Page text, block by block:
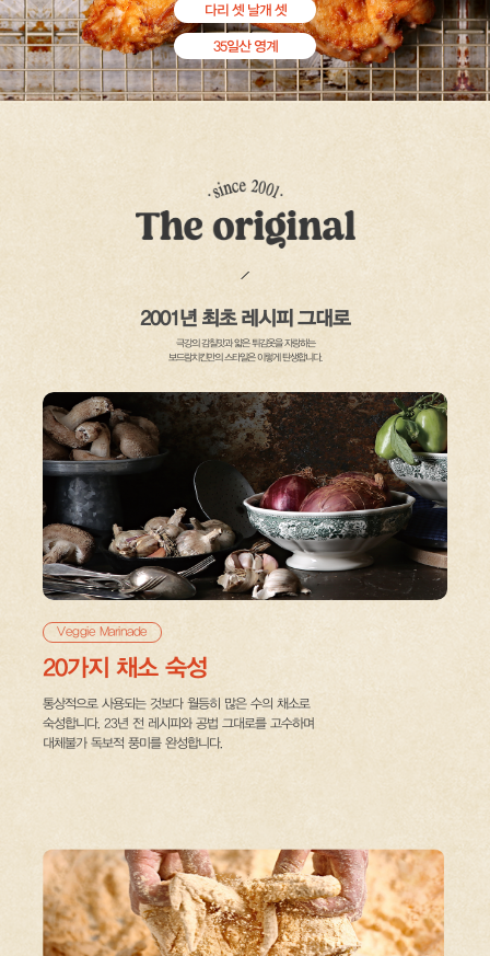
다리 셋 날개 셋
35일산 영계
2001년 최초 레시피 그대로
극강의 감칠맛과 얇은 튀김옷을 자랑하는
보드람치킨만의 스타일은 이렇게 탄생합니다.
/
Veggie Marinade
20가지 채소 숙성
통상적으로 사용되는 것보다 월등히 많은 수의 채소로
숙성합니다. 23년 전 레시피와 공법 그대로를 고수하며
대체불가 독보적 풍미를 완성합니다.